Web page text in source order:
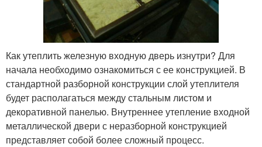
Как утеплить железную входную дверь изнутри? Для
начала необходимо ознакомиться с ее конструкцией. В
стандартной разборной конструкции слой утеплителя
будет располагаться между стальным листом и
декоративной панелью. Внутреннее утепление входной
металлической двери с неразборной конструкцией
представляет собой более сложный процесс.